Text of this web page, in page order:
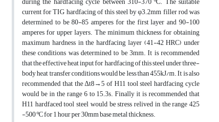
current for TIG hardfacing of this steel by φ3.2mm filler rod was
determined to be 80-85 amperes for the first layer and 90-100
amperes for upper layers. The minimum thickness for obtaining
maximum hardness in the hardfacing layer (41-42 HRC) under
these conditions was determined to be 3mm. It is recommended
that the effective heat input for hardfacing of this steel under three-
body heat transfer conditions would be less than 455kJ/m. It is also
recommended that the Δt8→5 of H11 tool steel hardfacing cycle
would be in the range 6 to 15.3s. Finally it is recommended that
H11 hardfaced tool steel would be stress relived in the range 425
-500 ºC for 1 hour per 30mm base metal thickness.